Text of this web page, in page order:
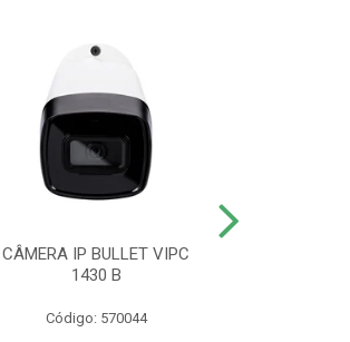
CÂMERA IP BULLET VIPC
1430 B
Código: 570044